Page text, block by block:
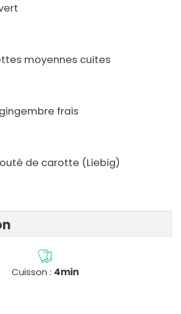
moyennes cuites
frais
de carotte (Liebig)
Cuisson : 4min